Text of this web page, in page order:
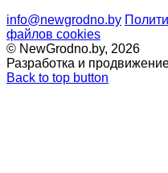
info@newgrodno.by
файлов cookies
© NewGrodno.by, 2026
Разработка и
Back to top button